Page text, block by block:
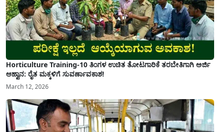
Horticulture Training-10 ತಿಂಗಳ ಉಚಿತ ತೋಟಗಾರಿಕೆ ತರಬೇತಿಗಾಗಿ ಅರ್ಜಿ
ಆಹ್ವಾನ: ರೈತ ಮಕ್ಕಳಿಗೆ ಸುವರ್ಣಾವಕಾಶ!
March 12, 2026